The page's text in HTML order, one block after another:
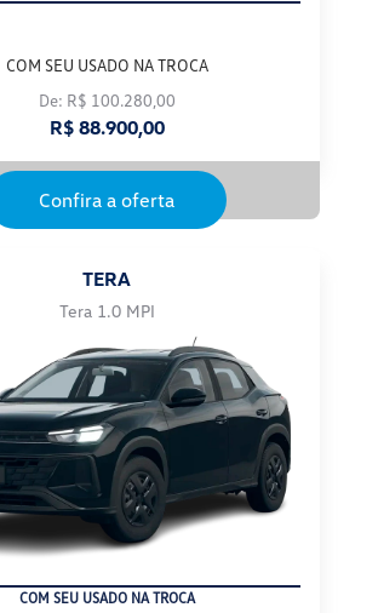
COM SEU USADO NA TROCA
De: R$ 100.280,00
R$ 88.900,00
Confira a oferta
TERA
Tera 1.0 MPI
COM SEU USADO NA TROCA